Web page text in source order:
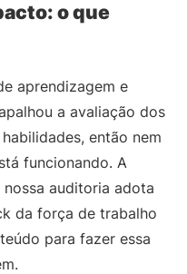
o que
aprendizagem e
a avaliação dos
então nem
funcionando. A
auditoria adota
da força de trabalho
para fazer essa